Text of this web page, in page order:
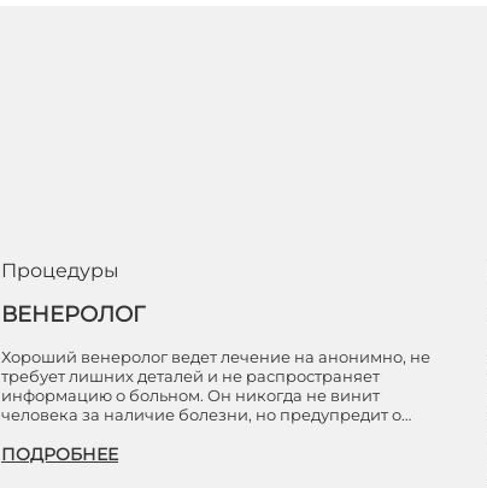
Процедуры
ВЕНЕРОЛОГ
Хороший венеролог ведет лечение на анонимно, не
требует лишних деталей и не распространяет
информацию о больном. Он никогда не винит
человека за наличие болезни, но предупредит о…
ПОДРОБНЕЕ